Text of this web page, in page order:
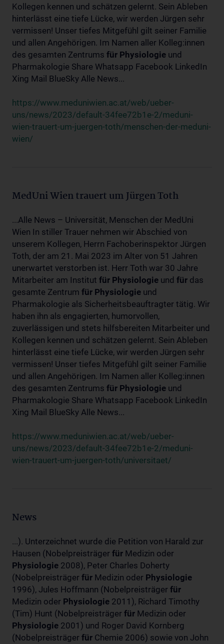
Kollegen kennen und schätzen gelernt. Sein Ableben
hinterlässt eine tiefe Lücke, wir werden Jürgen sehr
vermissen! Unser tiefes Mitgefühl gilt seiner Familie
und allen Angehörigen. Im Namen aller Kolleg:innen
des gesamten Zentrums für Physiologie und
Pharmakologie Share Whatsapp Facebook LinkedIn
Xing Mail BlueSky Alle News...
https://www.meduniwien.ac.at/web/ueber-
uns/news/2023/default-34fee72b1e-2/meduni-
wien-trauert-um-juergen-toth/menschen-der-meduni-
wien/
MedUni Wien trauert um Jürgen Toth
...Alle News – Universität, Menschen der MedUni
Wien In stiller Trauer nehmen wir Abschied von
unserem Kollegen, Herrn Fachoberinspektor Jürgen
Toth, der am 21. Mai 2023 im Alter von 51 Jahren
unerwartet verstorben ist. Herr Toth war 30 Jahre
Mitarbeiter am Institut für Physiologie und für das
gesamte Zentrum für Physiologie und
Pharmakologie als Sicherheitsbeauftragter tätig. Wir
haben ihn als engagierten, humorvollen,
zuverlässigen und stets hilfsbereiten Mitarbeiter und
Kollegen kennen und schätzen gelernt. Sein Ableben
hinterlässt eine tiefe Lücke, wir werden Jürgen sehr
vermissen! Unser tiefes Mitgefühl gilt seiner Familie
und allen Angehörigen. Im Namen aller Kolleg:innen
des gesamten Zentrums für Physiologie und
Pharmakologie Share Whatsapp Facebook LinkedIn
Xing Mail BlueSky Alle News...
https://www.meduniwien.ac.at/web/ueber-
uns/news/2023/default-34fee72b1e-2/meduni-
wien-trauert-um-juergen-toth/universitaet/
News
...). Unterzeichnet wurde die Petition von Harald zur
Hausen (Nobelpreisträger für Medizin oder
Physiologie 2008), Peter Charles Doherty
(Nobelpreisträger für Medizin oder Physiologie
1996), Jules Hoffmann (Nobelpreisträger für
Medizin oder Physiologie 2011), Richard Timothy
(Tim) Hunt (Nobelpreisträger für Medizin oder
Physiologie 2001) und Roger David Kornberg
(Nobelpreisträger für Chemie 2006) sowie von John